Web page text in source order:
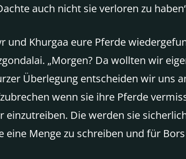
auch nicht sie verloren zu
und Khurgaa eure Pferde
„Morgen? Da wollten wir
Überlegung entscheiden wir uns
wenn sie ihre Pferde
einzutreiben. Die werden sie
eine Menge zu schreiben und für